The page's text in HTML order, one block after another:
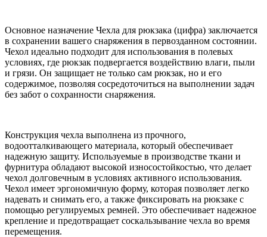
Основное назначение Чехла для рюкзака (цифра) заключается
в сохранении вашего снаряжения в первозданном состоянии.
Чехол идеально подходит для использования в полевых
условиях, где рюкзак подвергается воздействию влаги, пыли
и грязи. Он защищает не только сам рюкзак, но и его
содержимое, позволяя сосредоточиться на выполнении задач
без забот о сохранности снаряжения.
Конструкция чехла выполнена из прочного,
водоотталкивающего материала, который обеспечивает
надежную защиту. Используемые в производстве ткани и
фурнитура обладают высокой износостойкостью, что делает
чехол долговечным в условиях активного использования.
Чехол имеет эргономичную форму, которая позволяет легко
надевать и снимать его, а также фиксировать на рюкзаке с
помощью регулируемых ремней. Это обеспечивает надежное
крепление и предотвращает соскальзывание чехла во время
перемещения.